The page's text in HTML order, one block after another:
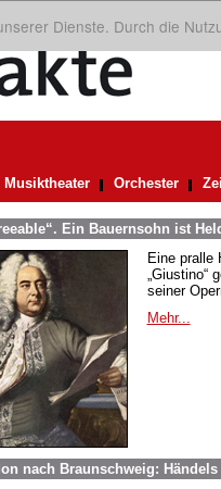
Dienste. Durch die
Musiktheater Orchester
Ein Bauernsohn ist
Eine pralle
„Giustino“
seiner
Mehr...
nach Braunschweig: Händels